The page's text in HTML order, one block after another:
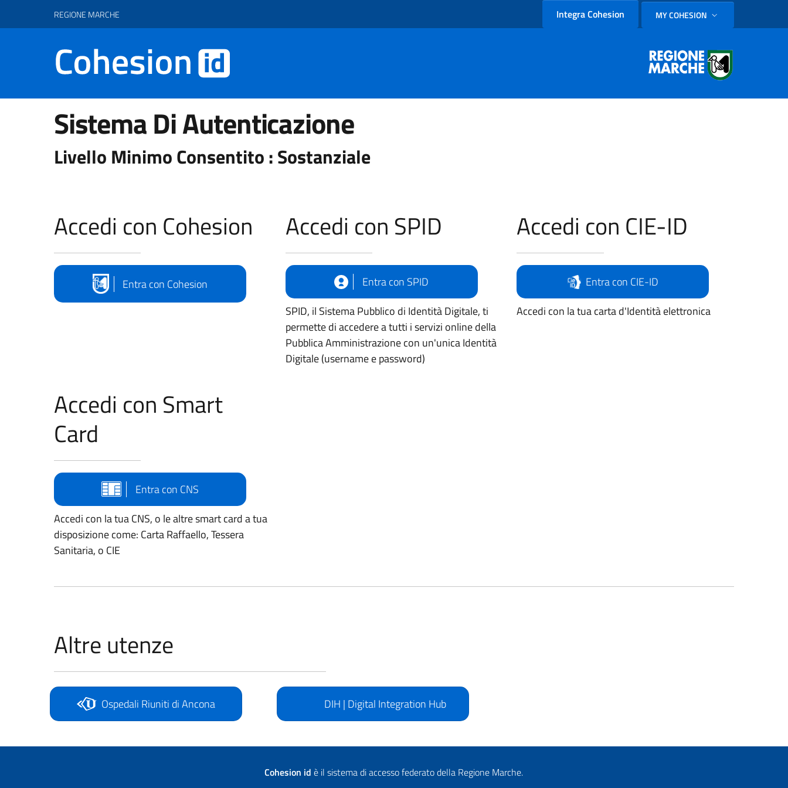
REGIONE MARCHE Integra Cohesion SELEZIONE LINGUA:
MY COHESION
Sistema Di Autenticazione
Livello Minimo Consentito : Sostanziale
Accedi con Cohesion
Entra con Cohesion
Accedi con SPID
Entra con SPID
SPID, il Sistema Pubblico di Identità Digitale, ti
permette di accedere a tutti i servizi online della
Pubblica Amministrazione con un'unica Identità
Digitale (username e password)
Accedi con CIE-ID
Entra con CIE-ID
Accedi con la tua carta d'Identità elettronica
Accedi con Smart
Card
Entra con CNS
Accedi con la tua CNS, o le altre smart card a tua
disposizione come: Carta Raffaello, Tessera
Sanitaria, o CIE
Altre utenze
Ospedali Riuniti di Ancona DIH | Digital Integration Hub
Cohesion id è il sistema di accesso federato della Regione Marche.